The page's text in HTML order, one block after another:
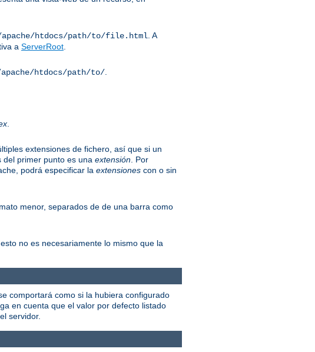
htdocs/path/to/file.html . A
a ServerRoot
htdocs/path/to/
extensiones de fichero, así que si un
primer punto es una extensión . Por
podrá especificar la extensiones con o sin
menor, separados de de una barra como
no es necesariamente lo mismo que la
comportará como si la hubiera configurado
en cuenta que el valor por defecto listado
servidor.